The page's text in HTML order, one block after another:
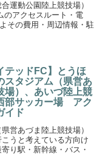
運動公園陸上競技場）
のアクセスルート・電
その費用・周辺情報・駐
テッドFC】とうほ
スタジアム（県営あ
場）、あいづ陸上競
部サッカー場 アク
イド
営あづま陸上競技場）
うと考えている方向け
り駅・新幹線・バス・